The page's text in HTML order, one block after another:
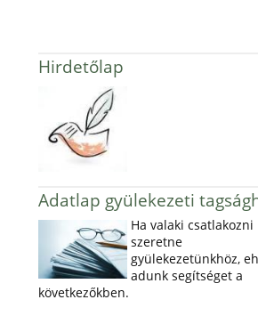
Hirdetőlap
Adatlap gyülekezeti
Ha valaki csatlakozni
szeretne
gyülekezetünkhöz,
adunk segítséget a
következőkben.